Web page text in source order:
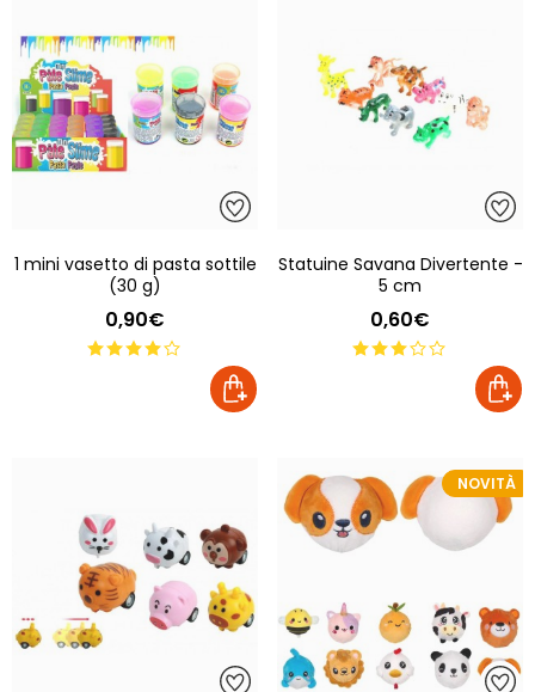
1 mini vasetto di pasta sottile
(30 g)
0,90€
Statuine Savana Divertente -
5 cm
0,60€
NOVITÀ